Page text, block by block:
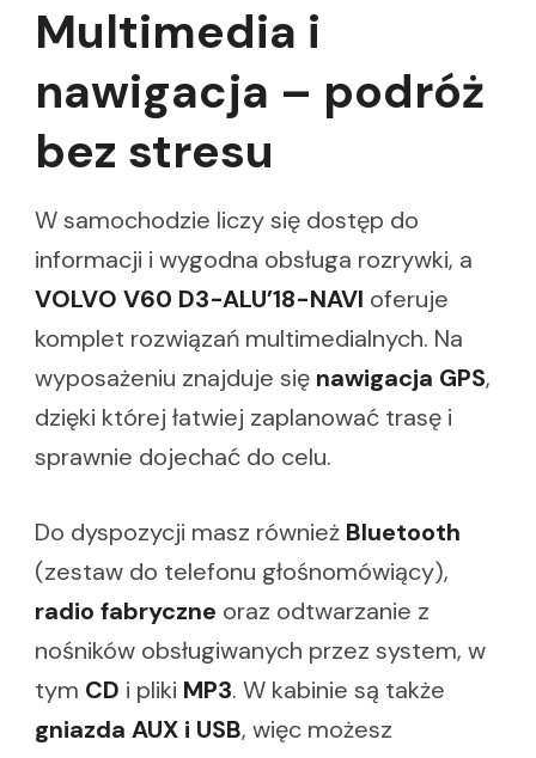
Multimedia i
nawigacja – podróż
bez stresu
W samochodzie liczy się dostęp do
informacji i wygodna obsługa rozrywki, a
VOLVO V60 D3-ALU’18-NAVI oferuje
komplet rozwiązań multimedialnych. Na
wyposażeniu znajduje się nawigacja GPS,
dzięki której łatwiej zaplanować trasę i
sprawnie dojechać do celu.
Do dyspozycji masz również Bluetooth
(zestaw do telefonu głośnomówiący),
radio fabryczne oraz odtwarzanie z
nośników obsługiwanych przez system, w
tym CD i pliki MP3. W kabinie są także
gniazda AUX i USB, więc możesz